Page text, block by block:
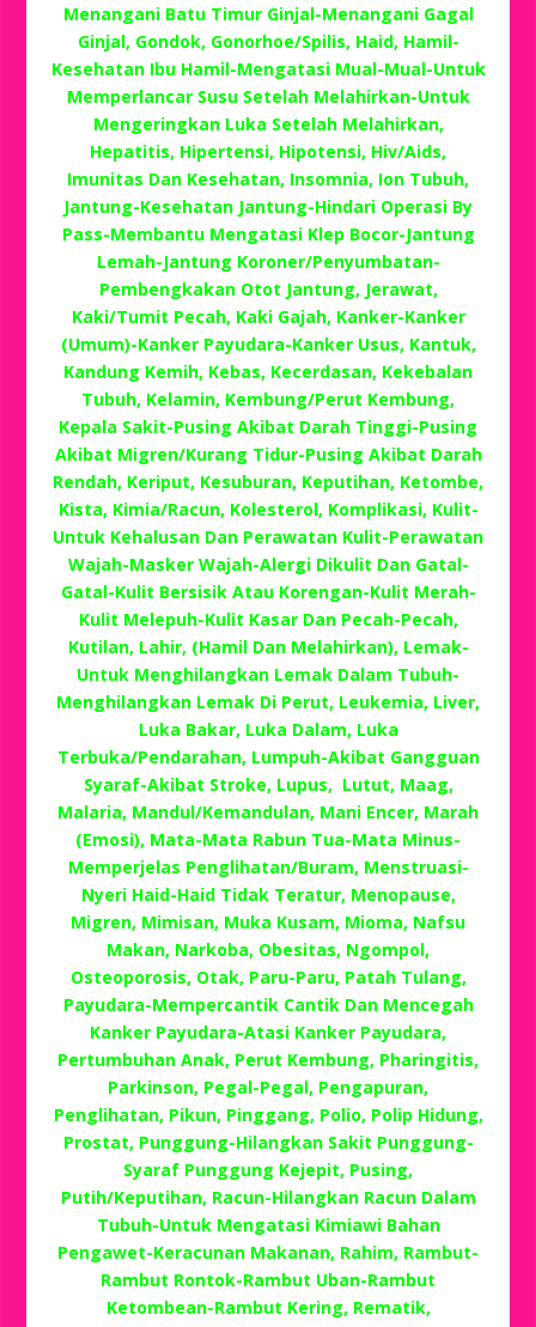
Menangani Batu Timur Ginjal-Menangani Gagal
Ginjal, Gondok, Gonorhoe/Spilis, Haid, Hamil-
Kesehatan Ibu Hamil-Mengatasi Mual-Mual-Untuk
Memperlancar Susu Setelah Melahirkan-Untuk
Mengeringkan Luka Setelah Melahirkan,
Hepatitis, Hipertensi, Hipotensi, Hiv/Aids,
Imunitas Dan Kesehatan, Insomnia, Ion Tubuh,
Jantung-Kesehatan Jantung-Hindari Operasi By
Pass-Membantu Mengatasi Klep Bocor-Jantung
Lemah-Jantung Koroner/Penyumbatan-
Pembengkakan Otot Jantung, Jerawat,
Kaki/Tumit Pecah, Kaki Gajah, Kanker-Kanker
(Umum)-Kanker Payudara-Kanker Usus, Kantuk,
Kandung Kemih, Kebas, Kecerdasan, Kekebalan
Tubuh, Kelamin, Kembung/Perut Kembung,
Kepala Sakit-Pusing Akibat Darah Tinggi-Pusing
Akibat Migren/Kurang Tidur-Pusing Akibat Darah
Rendah, Keriput, Kesuburan, Keputihan, Ketombe,
Kista, Kimia/Racun, Kolesterol, Komplikasi, Kulit-
Untuk Kehalusan Dan Perawatan Kulit-Perawatan
Wajah-Masker Wajah-Alergi Dikulit Dan Gatal-
Gatal-Kulit Bersisik Atau Korengan-Kulit Merah-
Kulit Melepuh-Kulit Kasar Dan Pecah-Pecah,
Kutilan, Lahir, (Hamil Dan Melahirkan), Lemak-
Untuk Menghilangkan Lemak Dalam Tubuh-
Menghilangkan Lemak Di Perut, Leukemia, Liver,
Luka Bakar, Luka Dalam, Luka
Terbuka/Pendarahan, Lumpuh-Akibat Gangguan
Syaraf-Akibat Stroke, Lupus, Lutut, Maag,
Malaria, Mandul/Kemandulan, Mani Encer, Marah
(Emosi), Mata-Mata Rabun Tua-Mata Minus-
Memperjelas Penglihatan/Buram, Menstruasi-
Nyeri Haid-Haid Tidak Teratur, Menopause,
Migren, Mimisan, Muka Kusam, Mioma, Nafsu
Makan, Narkoba, Obesitas, Ngompol,
Osteoporosis, Otak, Paru-Paru, Patah Tulang,
Payudara-Mempercantik Cantik Dan Mencegah
Kanker Payudara-Atasi Kanker Payudara,
Pertumbuhan Anak, Perut Kembung, Pharingitis,
Parkinson, Pegal-Pegal, Pengapuran,
Penglihatan, Pikun, Pinggang, Polio, Polip Hidung,
Prostat, Punggung-Hilangkan Sakit Punggung-
Syaraf Punggung Kejepit, Pusing,
Putih/Keputihan, Racun-Hilangkan Racun Dalam
Tubuh-Untuk Mengatasi Kimiawi Bahan
Pengawet-Keracunan Makanan, Rahim, Rambut-
Rambut Rontok-Rambut Uban-Rambut
Ketombean-Rambut Kering, Rematik,